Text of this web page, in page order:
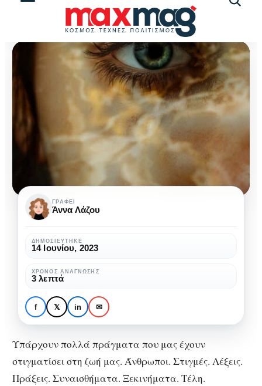
Αφήνουμε κομμάτια του
εαυτού μας στα πάντα
Αφήνουμε
κομμάτια
του
εαυτού
μας
στα
πάντα
ΓΡΆΦΕΙ
Άννα Λάζου
ΔΗΜΟΣΙΕΎΤΗΚΕ
14 Ιουνίου, 2023
ΧΡΌΝΟΣ ΑΝΆΓΝΩΣΗΣ
3 λεπτά
f 𝕏 in ✉
Υπάρχουν πολλά πράγματα που μας έχουν
στιγματίσει στη ζωή μας. Άνθρωποι. Στιγμές. Λέξεις.
Πράξεις. Συναισθήματα. Ξεκινήματα. Τέλη.